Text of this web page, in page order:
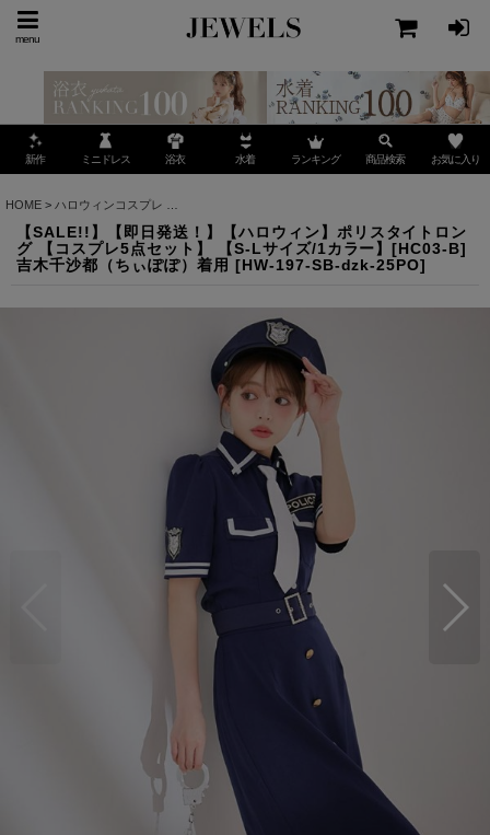
menu
新作 ミニドレス 浴衣 水着 ランキング 商品検索 お気に入り
HOME > ハロウィンコスプレ
【SALE!!】【即日発送！】【ハロウィン】ポリスタイトロン
グ 【コスプレ5点セット】 【S-Lサイズ/1カラー】[HC03-B]
吉木千沙都（ちぃぽぽ）着用 [HW-197-SB-dzk-25PO]